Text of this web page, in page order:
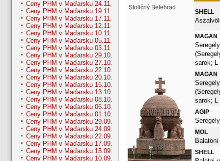
Ceny PHM v Maďarsku 24.11.
Ceny PHM v Maďarsku 19.11.
Ceny PHM v Maďarsku 17.11.
Ceny PHM v Maďarsku 12.11.
Ceny PHM v Maďarsku 10.11.
Ceny PHM v Maďarsku 05.11.
Ceny PHM v Maďarsku 03.11.
Ceny PHM v Maďarsku 29.10.
Ceny PHM v Maďarsku 27.10.
Ceny PHM v Maďarsku 22.10.
Ceny PHM v Maďarsku 20.10.
Ceny PHM v Maďarsku 15.10.
Ceny PHM v Maďarsku 13.10.
Ceny PHM v Maďarsku 08.10.
Ceny PHM v Maďarsku 06.10.
Ceny PHM v Maďarsku 01.10.
Ceny PHM v Maďarsku 29.09.
Ceny PHM v Maďarsku 24.09.
Ceny PHM v Maďarsku 22.09.
Ceny PHM v Maďarsku 17.09.
Ceny PHM v Maďarsku 15.09.
Ceny PHM v Maďarsku 10.09.
Stoličný Belehrad
SHELL
MAGAN
sarok; L
MAGAN
sarok; L
AGIP
MOL
Balatoni
SHELL